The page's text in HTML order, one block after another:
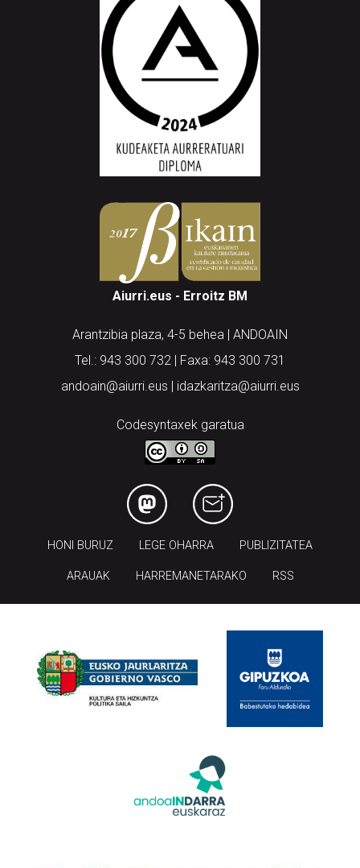
Aiurri.eus - Erroitz BM
Arantzibia plaza, 4-5 behea | ANDOAIN
Tel.: 943 300 732 | Faxa: 943 300 731
andoain@aiurri.eus | idazkaritza@aiurri.eus
Codesyntaxek garatua
HONI BURUZ LEGE OHARRA PUBLIZITATEA
ARAUAK HARREMANETARAKO RSS